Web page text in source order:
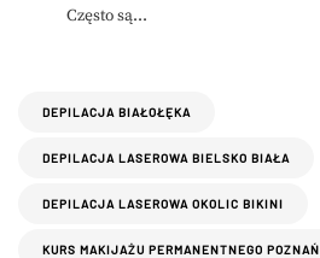
Często są...
DEPILACJA BIAŁOŁĘKA
DEPILACJA LASEROWA BIELSKO BIAŁA
DEPILACJA LASEROWA OKOLIC BIKINI
KURS MAKIJAŻU PERMANENTNEGO POZNAŃ